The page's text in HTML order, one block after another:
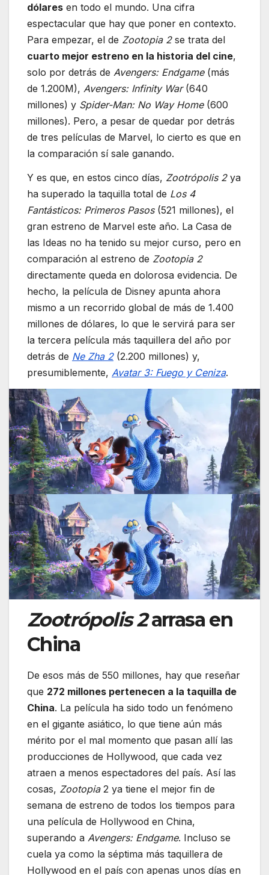
dólares en todo el mundo. Una cifra
espectacular que hay que poner en contexto.
Para empezar, el de Zootopia 2se trata del
cuarto mejor estreno en la historia del cine,
solo por detrás de Avengers: Endgame(más
de 1.200M), Avengers: Infinity War(640
millones) y Spider-Man: No Way Home(600
millones). Pero, a pesar de quedar por detrás
de tres películas de Marvel, lo cierto es que en
la comparación sí sale ganando.
Y es que, en estos cinco días, Zootrópolis 2ya
ha superado la taquilla total de Los 4
Fantásticos: Primeros Pasos(521 millones), el
gran estreno de Marvel este año. La Casa de
las Ideas no ha tenido su mejor curso, pero en
comparación al estreno de Zootopia 2
directamente queda en dolorosa evidencia. De
hecho, la película de Disney apunta ahora
mismo a un recorrido global de más de 1.400
millones de dólares, lo que le servirá para ser
la tercera película más taquillera del año por
detrás de Ne Zha 2(2.200 millones) y,
presumiblemente, Avatar 3: Fuego y Ceniza.
Zootrópolis 2arrasa en
China
De esos más de 550 millones, hay que reseñar
que 272 millones pertenecen a la taquilla de
China. La película ha sido todo un fenómeno
en el gigante asiático, lo que tiene aún más
mérito por el mal momento que pasan allí las
producciones de Hollywood, que cada vez
atraen a menos espectadores del país. Así las
cosas, Zootopia 2 ya tiene el mejor fin de
semana de estreno de todos los tiempos para
una película de Hollywood en China,
superando a Avengers: Endgame. Incluso se
cuela ya como la séptima más taquillera de
Hollywood en el país con apenas unos días en